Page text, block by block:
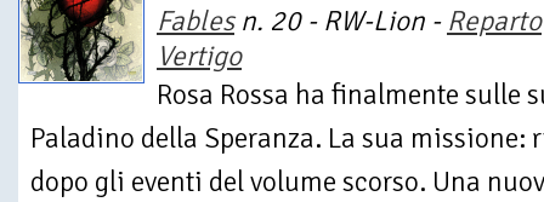
Fablesn. 20 - RW-Lion - Reparto
Vertigo
Rosa Rossa ha finalmente sulle
Paladino della Speranza. La sua
dopo gli eventi del volume scorso. Una